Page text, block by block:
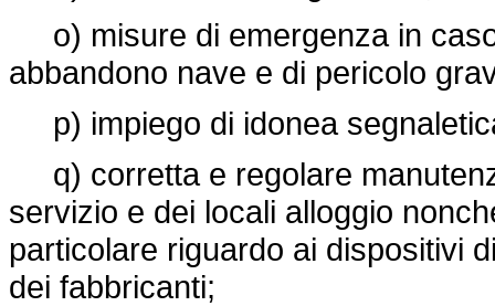
o) misure di emergenza in
abbandono nave e di pericolo
p) impiego di idonea
q) corretta e regolare
servizio e dei locali alloggio
particolare riguardo ai dispositivi
dei fabbricanti;